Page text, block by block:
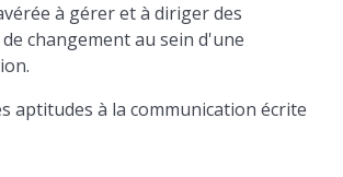
à gérer et à diriger des
changement au sein d'une
aptitudes à la communication écrite